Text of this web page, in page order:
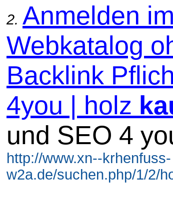
2. Anmelden im
Webkatalog
Backlink
4you | holz
und SEO 4
http://www.xn--krhenfuss-
w2a.de/suchen.php/1/2/